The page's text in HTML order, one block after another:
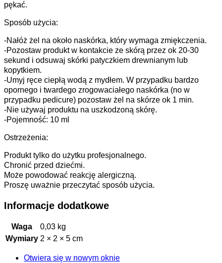
pękać.
Sposób użycia:
-Nałóż żel na około naskórka, który wymaga zmiękczenia.
-Pozostaw produkt w kontakcie ze skórą przez ok 20-30
sekund i odsuwaj skórki patyczkiem drewnianym lub
kopytkiem.
-Umyj ręce ciepłą wodą z mydłem. W przypadku bardzo
opornego i twardego zrogowaciałego naskórka (no w
przypadku pedicure) pozostaw żel na skórze ok 1 min.
-Nie używaj produktu na uszkodzoną skórę.
-Pojemność: 10 ml
Ostrzeżenia:
Produkt tylko do użytku profesjonalnego.
Chronić przed dziećmi.
Może powodować reakcję alergiczną.
Proszę uważnie przeczytać sposób użycia.
Informacje dodatkowe
Waga
0,03 kg
Wymiary 2 × 2 × 5 cm
Otwiera się w nowym oknie